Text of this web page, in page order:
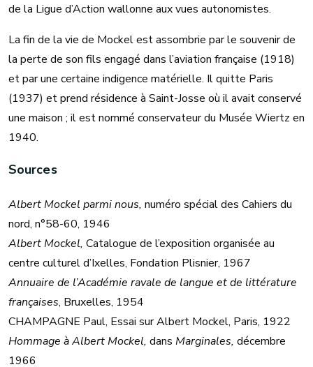
de la Ligue d’Action wallonne aux vues autonomistes.
La fin de la vie de Mockel est assombrie par le souvenir de
la perte de son fils engagé dans l’aviation française (1918)
et par une certaine indigence matérielle. Il quitte Paris
(1937) et prend résidence à Saint-Josse où il avait conservé
une maison ; il est nommé conservateur du Musée Wiertz en
1940.
Sources
Albert Mockel parmi nous, numéro spécial des Cahiers du
nord, n°58-60, 1946
Albert Mockel, Catalogue de l’exposition organisée au
centre culturel d’Ixelles, Fondation Plisnier, 1967
Annuaire de l’Académie ravale de langue et de littérature
françaises, Bruxelles, 1954
CHAMPAGNE Paul, Essai sur Albert Mockel, Paris, 1922
Hommage à Albert Mockel, dans Marginales, décembre
1966